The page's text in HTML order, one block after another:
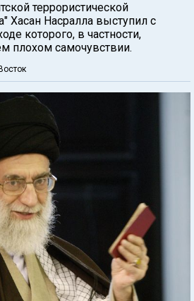
террористической
Хасан Насралла выступил с
которого, в частности,
плохом самочувствии.